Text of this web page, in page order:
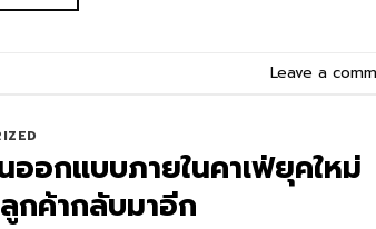
Leave a
อกแบบภายในคาเฟ่ยุคใหม่
กค้ากลับมาอีก